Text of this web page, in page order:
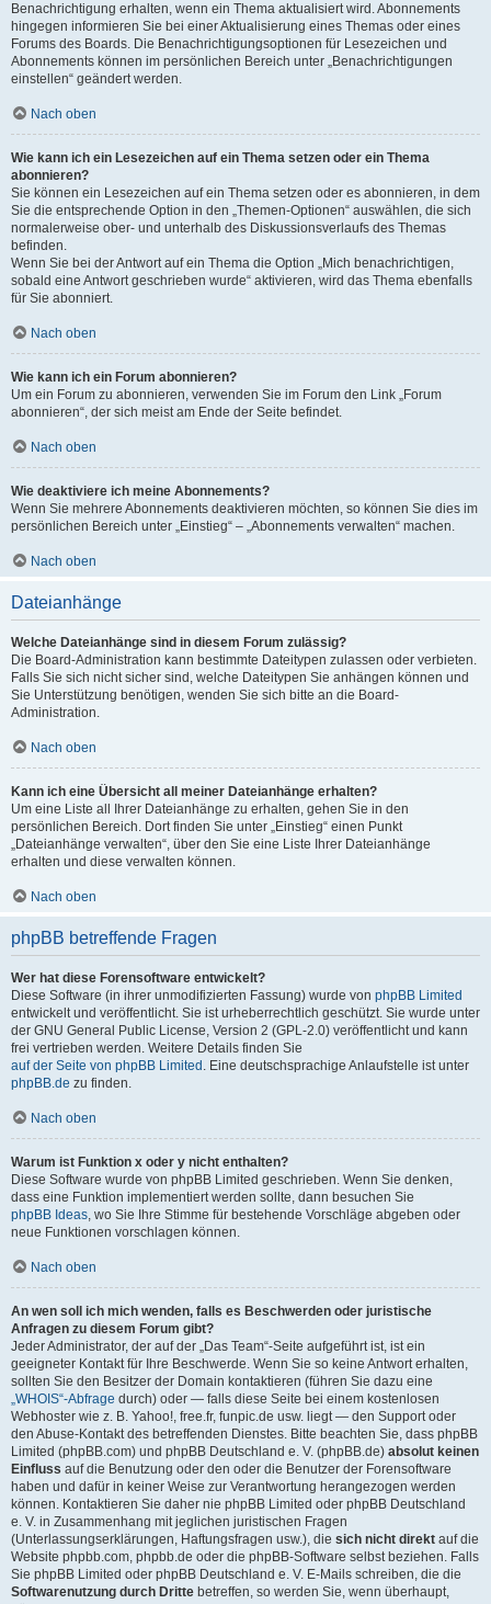
Benachrichtigung erhalten, wenn ein Thema aktualisiert wird. Abonnements
hingegen informieren Sie bei einer Aktualisierung eines Themas oder eines
Forums des Boards. Die Benachrichtigungsoptionen für Lesezeichen und
Abonnements können im persönlichen Bereich unter „Benachrichtigungen
einstellen“ geändert werden.
Nach oben
Wie kann ich ein Lesezeichen auf ein Thema setzen oder ein Thema
abonnieren?
Sie können ein Lesezeichen auf ein Thema setzen oder es abonnieren, in dem
Sie die entsprechende Option in den „Themen-Optionen“ auswählen, die sich
normalerweise ober- und unterhalb des Diskussionsverlaufs des Themas
befinden.
Wenn Sie bei der Antwort auf ein Thema die Option „Mich benachrichtigen,
sobald eine Antwort geschrieben wurde“ aktivieren, wird das Thema ebenfalls
für Sie abonniert.
Nach oben
Wie kann ich ein Forum abonnieren?
Um ein Forum zu abonnieren, verwenden Sie im Forum den Link „Forum
abonnieren“, der sich meist am Ende der Seite befindet.
Nach oben
Wie deaktiviere ich meine Abonnements?
Wenn Sie mehrere Abonnements deaktivieren möchten, so können Sie dies im
persönlichen Bereich unter „Einstieg“ – „Abonnements verwalten“ machen.
Nach oben
Dateianhänge
Welche Dateianhänge sind in diesem Forum zulässig?
Die Board-Administration kann bestimmte Dateitypen zulassen oder verbieten.
Falls Sie sich nicht sicher sind, welche Dateitypen Sie anhängen können und
Sie Unterstützung benötigen, wenden Sie sich bitte an die Board-
Administration.
Nach oben
Kann ich eine Übersicht all meiner Dateianhänge erhalten?
Um eine Liste all Ihrer Dateianhänge zu erhalten, gehen Sie in den
persönlichen Bereich. Dort finden Sie unter „Einstieg“ einen Punkt
„Dateianhänge verwalten“, über den Sie eine Liste Ihrer Dateianhänge
erhalten und diese verwalten können.
Nach oben
phpBB betreffende Fragen
Wer hat diese Forensoftware entwickelt?
Diese Software (in ihrer unmodifizierten Fassung) wurde von phpBB Limited
entwickelt und veröffentlicht. Sie ist urheberrechtlich geschützt. Sie wurde unter
der GNU General Public License, Version 2 (GPL-2.0) veröffentlicht und kann
frei vertrieben werden. Weitere Details finden Sie
auf der Seite von phpBB Limited . Eine deutschsprachige Anlaufstelle ist unter
phpBB.de zu finden.
Nach oben
Warum ist Funktion x oder y nicht enthalten?
Diese Software wurde von phpBB Limited geschrieben. Wenn Sie denken,
dass eine Funktion implementiert werden sollte, dann besuchen Sie
phpBB Ideas, wo Sie Ihre Stimme für bestehende Vorschläge abgeben oder
neue Funktionen vorschlagen können.
Nach oben
An wen soll ich mich wenden, falls es Beschwerden oder juristische
Anfragen zu diesem Forum gibt?
Jeder Administrator, der auf der „Das Team“-Seite aufgeführt ist, ist ein
geeigneter Kontakt für Ihre Beschwerde. Wenn Sie so keine Antwort erhalten,
sollten Sie den Besitzer der Domain kontaktieren (führen Sie dazu eine
„WHOIS“-Abfrage durch) oder — falls diese Seite bei einem kostenlosen
Webhoster wie z. B. Yahoo!, free.fr, funpic.de usw. liegt — den Support oder
den Abuse-Kontakt des betreffenden Dienstes. Bitte beachten Sie, dass phpBB
Limited (phpBB.com) und phpBB Deutschland e. V. (phpBB.de) absolut keinen
Einfluss auf die Benutzung oder den oder die Benutzer der Forensoftware
haben und dafür in keiner Weise zur Verantwortung herangezogen werden
können. Kontaktieren Sie daher nie phpBB Limited oder phpBB Deutschland
e. V. in Zusammenhang mit jeglichen juristischen Fragen
(Unterlassungserklärungen, Haftungsfragen usw.), die sich nicht direkt auf die
Website phpbb.com, phpbb.de oder die phpBB-Software selbst beziehen. Falls
Sie phpBB Limited oder phpBB Deutschland e. V. E-Mails schreiben, die die
Softwarenutzung durch Dritte betreffen, so werden Sie, wenn überhaupt,